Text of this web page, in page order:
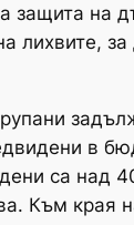
защита на
лихвите, за
в
са над
Към края